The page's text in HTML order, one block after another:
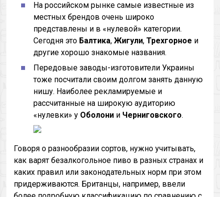
На российском рынке самые известные из
местных брендов очень широко
представлены и в «нулевой» категории.
Сегодня это Балтика,Жигули,Трехгорное и
другие хорошо знакомые названия.
Передовые заводы-изготовители Украины
тоже посчитали своим долгом занять данную
нишу. Наиболее рекламируемые и
рассчитанные на широкую аудиторию
«нулевки» у Оболони и Черниговского.
Говоря о разнообразии сортов, нужно учитывать,
как варят безалкогольное пиво в разных странах и
каких правил или законодательных норм при этом
придерживаются. Британцы, например, ввели